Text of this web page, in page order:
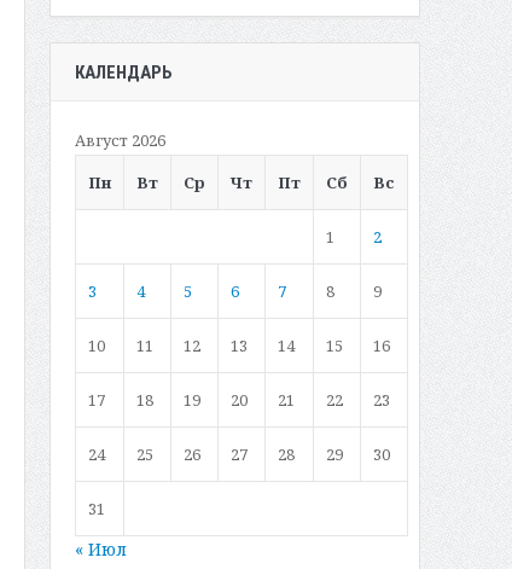
КАЛЕНДАРЬ
Август 2026
Пн
Вт Ср Чт Пт Сб Вс
1 2
3 4 5 6 7 8 9
10 11 12 13 14 15 16
17 18 19 20 21 22 23
24 25 26 27 28 29 30
31
« Июл